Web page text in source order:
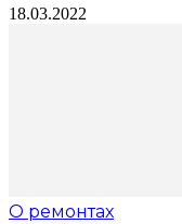
18.03.2022
О ремонтах